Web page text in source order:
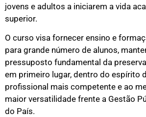
jovens e adultos a iniciarem a vida
superior.
O curso visa fornecer ensino e
para grande número de alunos,
pressuposto fundamental da
em primeiro lugar, dentro do espírito
profissional mais competente e ao
maior versatilidade frente a Gestão
do País.